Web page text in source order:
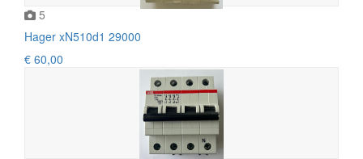
5
Hager xN510d1 29000
€ 60,00